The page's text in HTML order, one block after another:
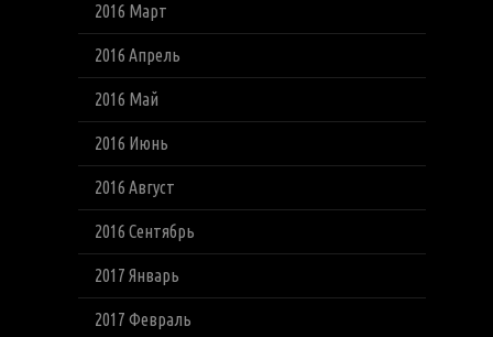
2016 Март
2016 Апрель
2016 Май
2016 Июнь
2016 Август
2016 Сентябрь
2017 Январь
2017 Февраль